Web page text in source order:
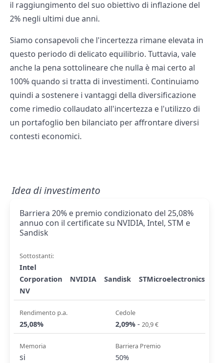
il raggiungimento del suo obiettivo di inflazione del
2% negli ultimi due anni.
Siamo consapevoli che l'incertezza rimane elevata in
questo periodo di delicato equilibrio. Tuttavia, vale
anche la pena sottolineare che nulla è mai certo al
100% quando si tratta di investimenti. Continuiamo
quindi a sostenere i vantaggi della diversificazione
come rimedio collaudato all'incertezza e l'utilizzo di
un portafoglio ben bilanciato per affrontare diversi
contesti economici.
Idea di investimento
Barriera 20% e premio condizionato del 25,08%
annuo con il certificate su NVIDIA, Intel, STM e
Sandisk
Sottostanti:
Intel
Corporation
NVIDIA Sandisk
STMicroelectronics
NV
Rendimento p.a.
25,08%
Cedole
2,09% - 20,9 €
Memoria
si
Barriera Premio
50%